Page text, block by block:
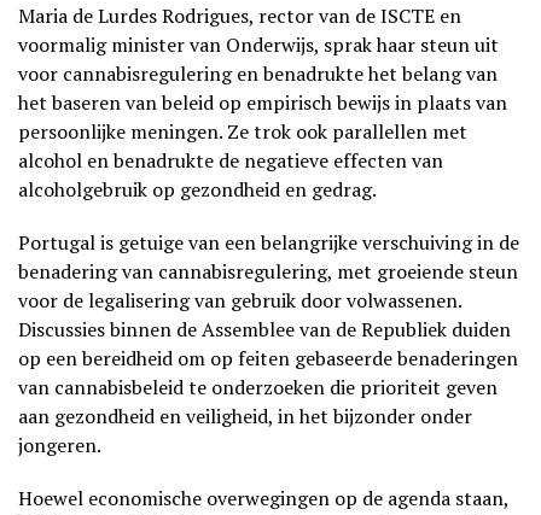
Maria de Lurdes Rodrigues, rector van de ISCTE en
voormalig minister van Onderwijs, sprak haar steun uit
voor cannabisregulering en benadrukte het belang van
het baseren van beleid op empirisch bewijs in plaats van
persoonlijke meningen. Ze trok ook parallellen met
alcohol en benadrukte de negatieve effecten van
alcoholgebruik op gezondheid en gedrag.
Portugal is getuige van een belangrijke verschuiving in de
benadering van cannabisregulering, met groeiende steun
voor de legalisering van gebruik door volwassenen.
Discussies binnen de Assemblee van de Republiek duiden
op een bereidheid om op feiten gebaseerde benaderingen
van cannabisbeleid te onderzoeken die prioriteit geven
aan gezondheid en veiligheid, in het bijzonder onder
jongeren.
Hoewel economische overwegingen op de agenda staan,